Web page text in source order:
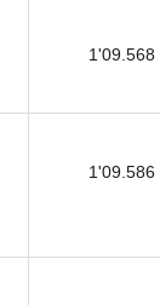
1'09.568
1'09.586